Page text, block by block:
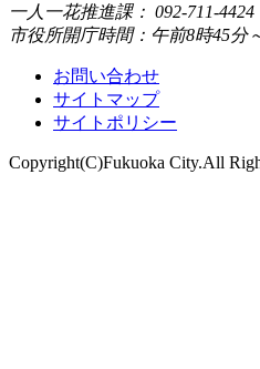
一人一花推進課： 092-711-4424
市役所開庁時間：午前8時45分
お問い合わせ
サイトマップ
サイトポリシー
Copyright(C)Fukuoka City.All